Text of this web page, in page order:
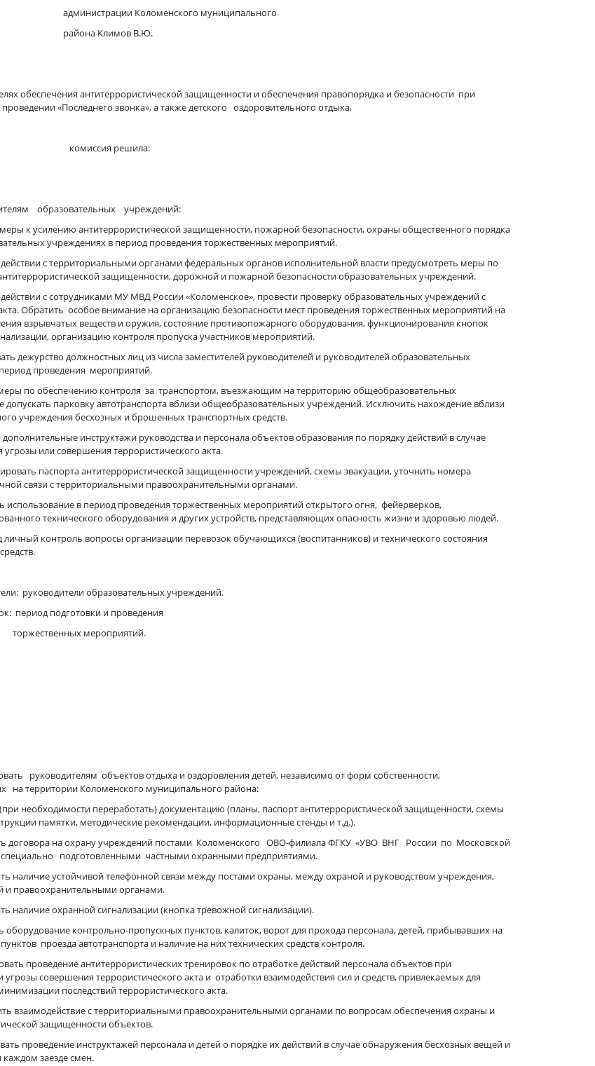
Коломенского муниципального
Климов В.Ю.
антитеррористической защищенности и обеспечения правопорядка и безопасности при
«Последнего звонка», а также детского оздоровительного отдыха,
решила:
образовательных учреждений:
к усилению антитеррористической защищенности, пожарной безопасности, охраны общественного порядка
учреждениях в период проведения торжественных мероприятий.
с территориальными органами федеральных органов исполнительной власти предусмотреть меры по
защищенности, дорожной и пожарной безопасности образовательных учреждений.
с сотрудниками МУ МВД России «Коломенское», провести проверку образовательных учреждений с
Обратить особое внимание на организацию безопасности мест проведения торжественных мероприятий на
взрывчатых веществ и оружия, состояние противопожарного оборудования, функционирования кнопок
организацию контроля пропуска участников мероприятий.
дежурство должностных лиц из числа заместителей руководителей и руководителей образовательных
проведения мероприятий.
по обеспечению контроля за транспортом, въезжающим на территорию общеобразовательных
допускать парковку автотранспорта вблизи общеобразовательных учреждений. Исключить нахождение вблизи
учреждения бесхозных и брошенных транспортных средств.
инструктажи руководства и персонала объектов образования по порядку действий в случае
угрозы или совершения террористического акта.
паспорта антитеррористической защищенности учреждений, схемы эвакуации, уточнить номера
связи с территориальными правоохранительными органами.
использование в период проведения торжественных мероприятий открытого огня, фейерверков,
технического оборудования и других устройств, представляющих опасность жизни и здоровью людей.
контроль вопросы организации перевозок обучающихся (воспитанников) и технического состояния
руководители образовательных учреждений.
подготовки и проведения
мероприятий.
руководителям объектов отдыха и оздоровления детей, независимо от форм собственности,
на территории Коломенского муниципального района:
необходимости переработать) документацию (планы, паспорт антитеррористической защищенности, схемы
памятки, методические рекомендации, информационные стенды и т.д.).
договора на охрану учреждений постами Коломенского ОВО-филиала ФГКУ «УВО ВНГ России по Московской
подготовленными частными охранными предприятиями.
наличие устойчивой телефонной связи между постами охраны, между охраной и руководством учреждения,
и правоохранительными органами.
наличие охранной сигнализации (кнопка тревожной сигнализации).
оборудование контрольно-пропускных пунктов, калиток, ворот для прохода персонала, детей, прибывавших на
проезда автотранспорта и наличие на них технических средств контроля.
проведение антитеррористических тренировок по отработке действий персонала объектов при
угрозы совершения террористического акта и отработки взаимодействия сил и средств, привлекаемых для
последствий террористического акта.
взаимодействие с территориальными правоохранительными органами по вопросам обеспечения охраны и
защищенности объектов.
проведение инструктажей персонала и детей о порядке их действий в случае обнаружения бесхозных вещей и
заезде смен.